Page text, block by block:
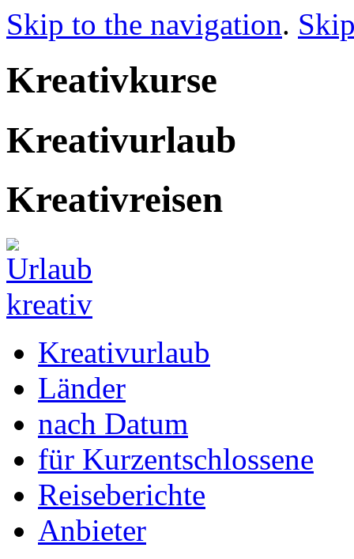
Skip to the navigation.
Kreativkurse
Kreativurlaub
Kreativreisen
Kreativurlaub
Länder
nach Datum
für Kurzentschlossene
Reiseberichte
Anbieter